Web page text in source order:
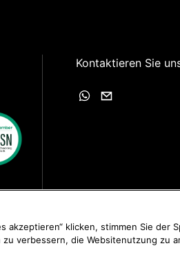
Kontaktieren Sie
akzeptieren“ klicken, stimmen Sie der
zu verbessern, die Websitenutzung zu